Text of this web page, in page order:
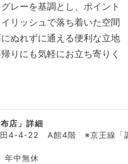
レーを基調とし、ポイント
リッシュで落ち着いた空間
ぬれずに通える便利な立地
りにも気軽にお立ち寄りく
店」詳細
4-22 A館4階 ※京王線「
中無休